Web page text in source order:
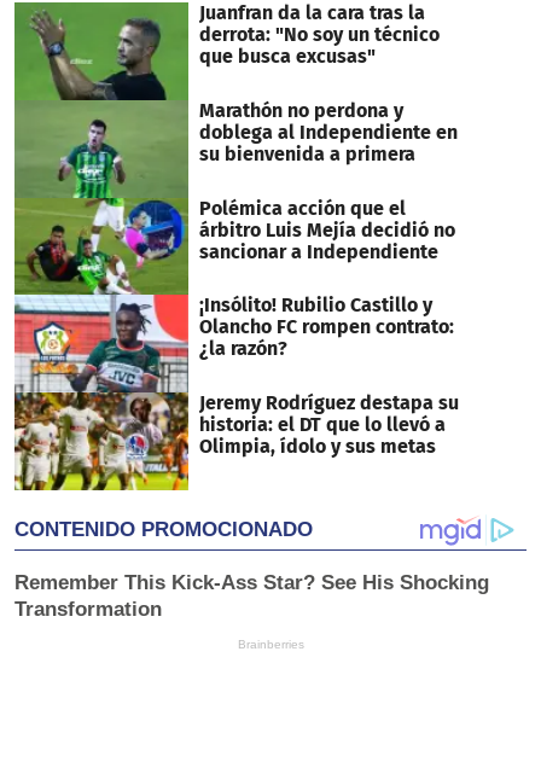
Juanfran da la cara tras la
derrota: "No soy un técnico
que busca excusas"
Marathón no perdona y
doblega al Independiente en
su bienvenida a primera
Polémica acción que el
árbitro Luis Mejía decidió no
sancionar a Independiente
¡Insólito! Rubilio Castillo y
Olancho FC rompen contrato:
¿la razón?
Jeremy Rodríguez destapa su
historia: el DT que lo llevó a
Olimpia, ídolo y sus metas